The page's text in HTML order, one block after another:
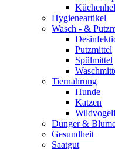
Hygieneartikel
Wasch - &
Putzmittel
Spülmittel
Tiernahrung
Hunde
Katzen
Dünger &
Gesundheit
Saatgut